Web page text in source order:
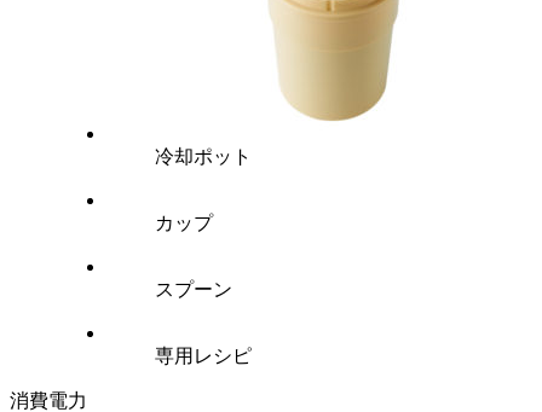
冷却ポット
カップ
スプーン
専用レシピ
消費電力